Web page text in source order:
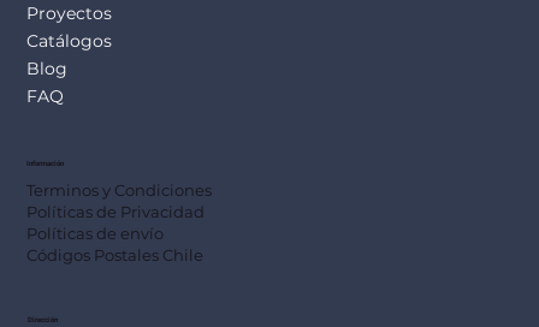
Proyectos
Catálogos
Blog
FAQ
Información
Terminos y Condiciones
Políticas de Privacidad
Políticas de envío
Códigos Postales Chile
Dirección